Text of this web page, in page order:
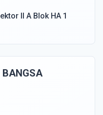
II A Blok HA 1
BANGSA